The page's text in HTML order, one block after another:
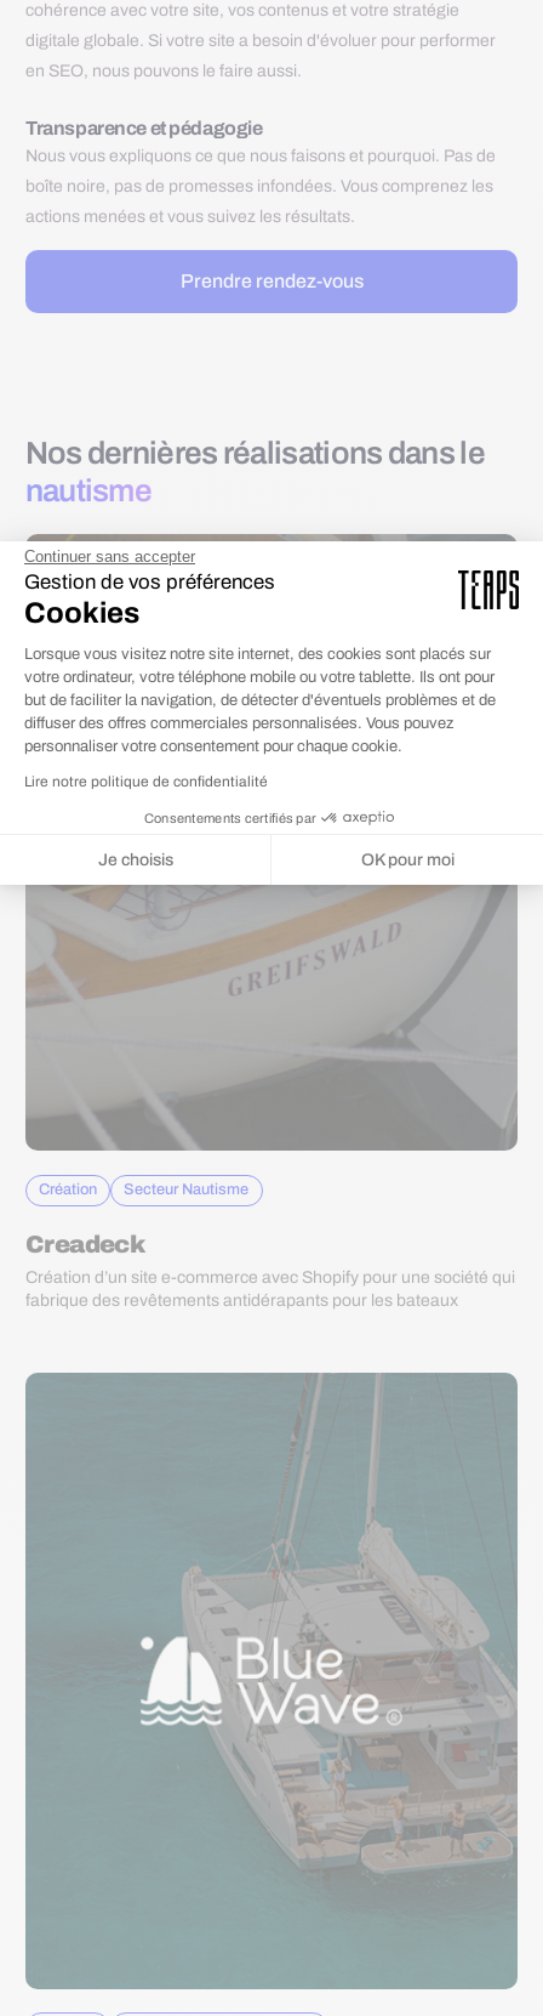
Continuer sans accepter
Gestion de vos préférences
Cookies
Lorsque vous visitez notre site internet, des cookies sont placés sur
votre ordinateur, votre téléphone mobile ou votre tablette. Ils ont pour
but de faciliter la navigation, de détecter d'éventuels problèmes et de
diffuser des offres commerciales personnalisées. Vous pouvez
personnaliser votre consentement pour chaque cookie.
Lire notre politique de confidentialité
Consentements certifiés par
Je choisis OK pour moi
Axeptio consent
Plateforme de Gestion du Consentement : Personnalisez vos Options
Notre plateforme vous permet d'adapter et de gérer vos paramètres
cohérence avec votre site, vos contenus et votre stratégie
digitale globale. Si votre site a besoin d'évoluer pour performer
en SEO, nous pouvons le faire aussi.
Transparence et pédagogie
Nous vous expliquons ce que nous faisons et pourquoi. Pas de
boîte noire, pas de promesses infondées. Vous comprenez les
actions menées et vous suivez les résultats.
Prendre rendez-vous
Nos dernières réalisations dans le
nautisme
Création Secteur Nautisme
Creadeck
Création d’un site e-commerce avec Shopify pour une société qui
fabrique des revêtements antidérapants pour les bateaux